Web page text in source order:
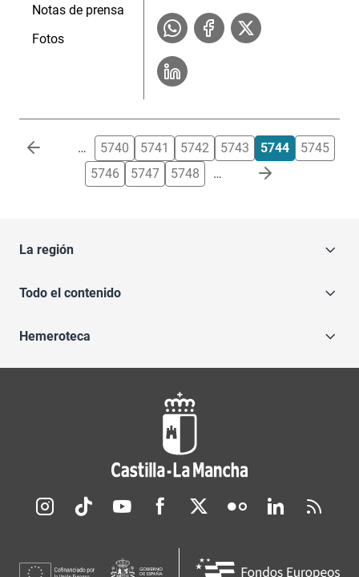
Notas de prensa
Fotos
Paginación … 5740 5741 5742 5743 5744
5745
5746
5747 5748 …
La región
Todo el contenido
Hemeroteca
Redes sociales JCCM